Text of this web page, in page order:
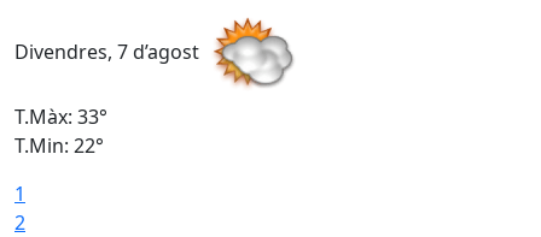
Divendres, 7 d’agost
T.Màx: 33°
T.Min: 22°
1
2